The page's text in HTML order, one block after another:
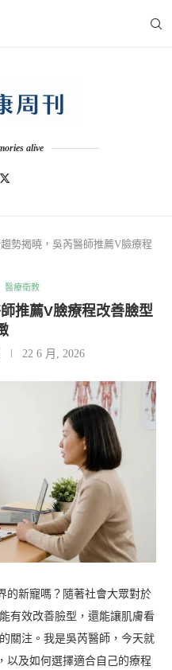
alive
勢揭曉，吳芮醫師推薦V臉療程
醫療衛教
推薦V臉療程改善臉型
22 6 月, 2026
的新寵嗎？隨著社會大眾對於
有效改善臉型，還能讓肌膚看
關注。我是吳芮醫師，今天就
以及如何選擇適合自己的療程